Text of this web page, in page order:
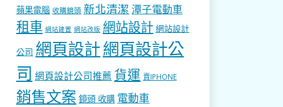
蘋果電腦 收購鏡頭 新北清潔 潭子電動車
租車 網站建置 網站改版 網站設計 網站設計
公司 網頁設計網頁設計公
司 網頁設計公司推薦 貨運 賣IPHONE
銷售文案 鏡頭 收購 電動車